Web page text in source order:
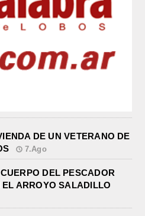
DE UN VETERANO DE
7.Ago
DEL PESCADOR
ARROYO SALADILLO